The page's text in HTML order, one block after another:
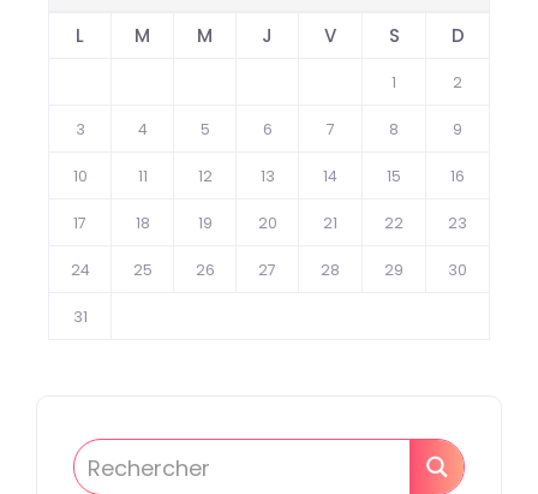
L M M J V S D
1 2
3 4 5 6 7 8 9
10 11 12 13 14 15 16
17 18 19 20 21 22 23
24 25 26 27 28 29 30
31